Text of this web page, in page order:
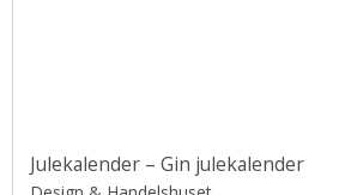
Julekalender – Gin julekalender